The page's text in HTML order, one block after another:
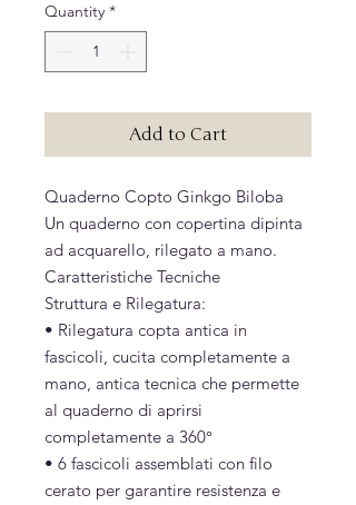
Quantity *
Add to Cart
Quaderno Copto Ginkgo Biloba
Un quaderno con copertina dipinta
ad acquarello, rilegato a mano.
Caratteristiche Tecniche
Struttura e Rilegatura:
• Rilegatura copta antica in
fascicoli, cucita completamente a
mano, antica tecnica che permette
al quaderno di aprirsi
completamente a 360°
• 6 fascicoli assemblati con filo
cerato per garantire resistenza e